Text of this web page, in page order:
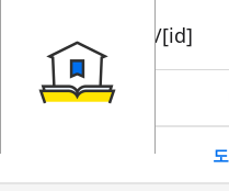
book/rent/[id]